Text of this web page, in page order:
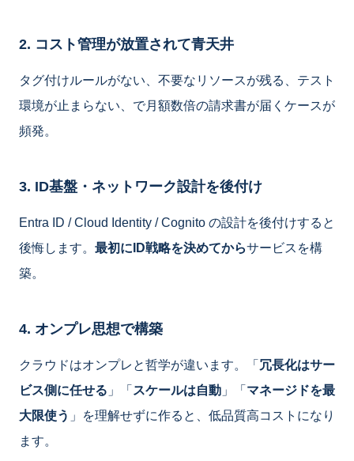
2. コスト管理が放置されて青天井
タグ付けルールがない、不要なリソースが残る、テスト
環境が止まらない、で月額数倍の請求書が届くケースが
頻発。
3. ID基盤・ネットワーク設計を後付け
Entra ID / Cloud Identity / Cognito の設計を後付けすると
後悔します。 最初にID戦略を決めてからサービスを構
築。
4. オンプレ思想で構築
クラウドはオンプレと哲学が違います。「 冗長化はサー
ビス側に任せる 」「 スケールは自動 」「 マネージドを最
大限使う 」を理解せずに作ると、低品質高コストになり
ます。